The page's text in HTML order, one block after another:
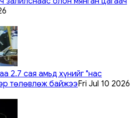
2.7 сая амьд хүнийг "нас
төлөвлөж байжээFri Jul 10 2026